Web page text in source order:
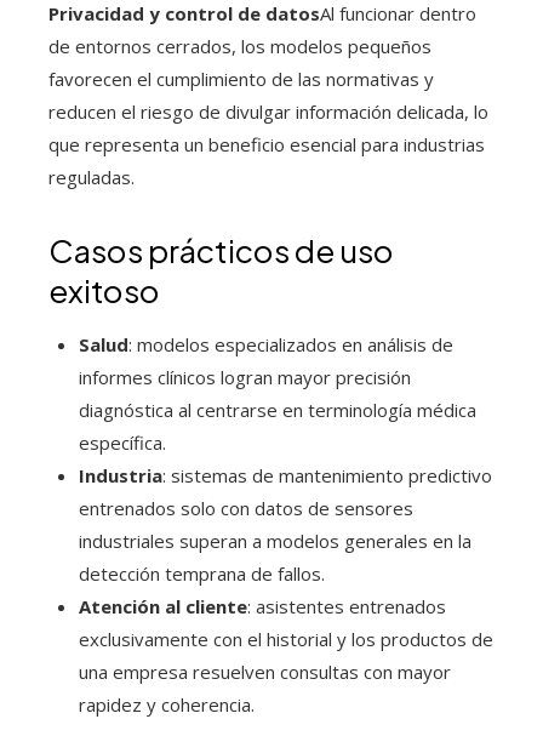
Privacidad y control de datosAl funcionar dentro
de entornos cerrados, los modelos pequeños
favorecen el cumplimiento de las normativas y
reducen el riesgo de divulgar información delicada, lo
que representa un beneficio esencial para industrias
reguladas.
Casos prácticos de uso
exitoso
Salud: modelos especializados en análisis de
informes clínicos logran mayor precisión
diagnóstica al centrarse en terminología médica
específica.
Industria: sistemas de mantenimiento predictivo
entrenados solo con datos de sensores
industriales superan a modelos generales en la
detección temprana de fallos.
Atención al cliente: asistentes entrenados
exclusivamente con el historial y los productos de
una empresa resuelven consultas con mayor
rapidez y coherencia.